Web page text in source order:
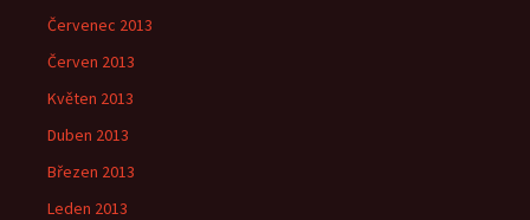
Červenec 2013
Červen 2013
Květen 2013
Duben 2013
Březen 2013
Leden 2013